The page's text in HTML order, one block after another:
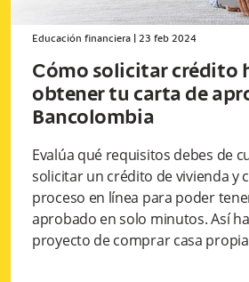
Educación financiera 23 feb 2024
Cómo solicitar crédito
obtener tu carta de
Bancolombia
Evalúa qué requisitos debes de
solicitar un crédito de vivienda y
proceso en línea para poder
aprobado en solo minutos. Así
proyecto de comprar casa